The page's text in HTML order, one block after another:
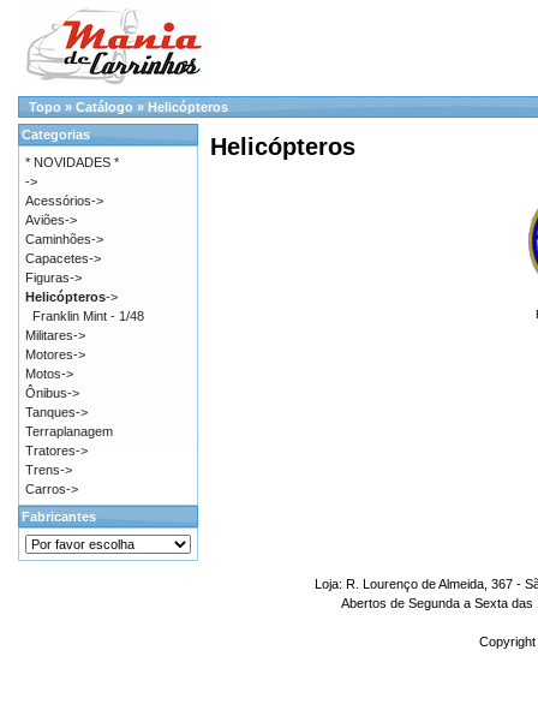
Topo » Catálogo » Helicópteros
Helicópteros
Categorias
* NOVIDADES *
->
Acessórios->
Aviões->
Caminhões->
Capacetes->
Figuras->
Helicópteros->
Franklin Mint - 1/48
Militares->
Motores->
Motos->
Ônibus->
Tanques->
Terraplanagem
Tratores->
Trens->
Carros->
Fabricantes
Loja: R. Lourenço de Almeida, 367 -
Abertos de Segunda a Sexta